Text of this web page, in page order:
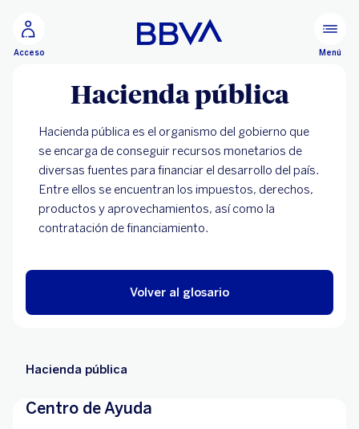
Acceso Menú
Hacienda pública
Hacienda pública es el organismo del gobierno que
se encarga de conseguir recursos monetarios de
diversas fuentes para financiar el desarrollo del país.
Entre ellos se encuentran los impuestos, derechos,
productos y aprovechamientos, así como la
contratación de financiamiento.
Volver al glosario
Hacienda pública
Centro de Ayuda